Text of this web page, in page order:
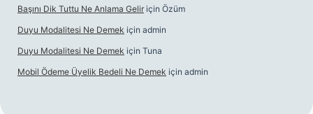
Başını Dik Tuttu Ne Anlama Gelir için Özüm
Duyu Modalitesi Ne Demek için admin
Duyu Modalitesi Ne Demek için Tuna
Mobil Ödeme Üyelik Bedeli Ne Demek için admin